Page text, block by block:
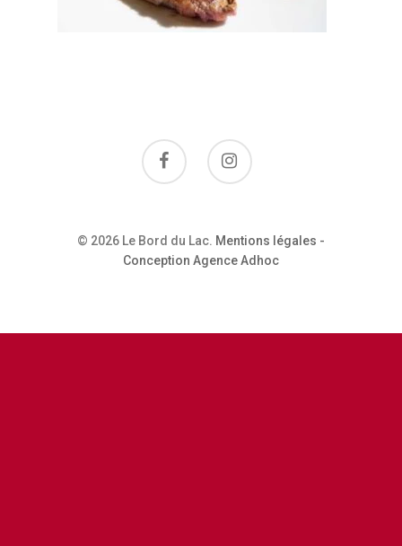
© 2026 Le Bord du Lac. Mentions légales -
Conception Agence Adhoc
Au Menu…
Restaurant